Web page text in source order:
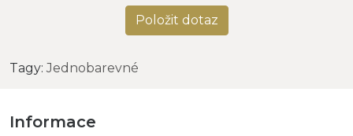
Položit dotaz
Tagy:Jednobarevné
Informace